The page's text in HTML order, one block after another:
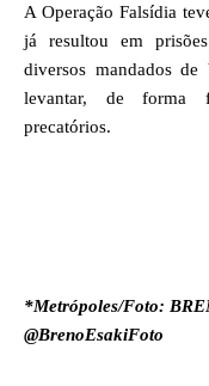
A Operação Falsídia
já resultou em
diversos mandados de
levantar, de forma
precatórios.
*Metrópoles/Foto:
@BrenoEsakiFoto